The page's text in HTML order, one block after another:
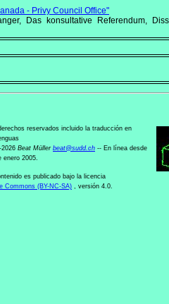
- Privy Council Office"
Das konsultative Referendum,
reservados incluido la traducción en
Beat Müller beat@sudd.ch -- En línea desde
enero 2005.
es publicado bajo la licencia
Commons (BY-NC-SA) , versión 4.0.